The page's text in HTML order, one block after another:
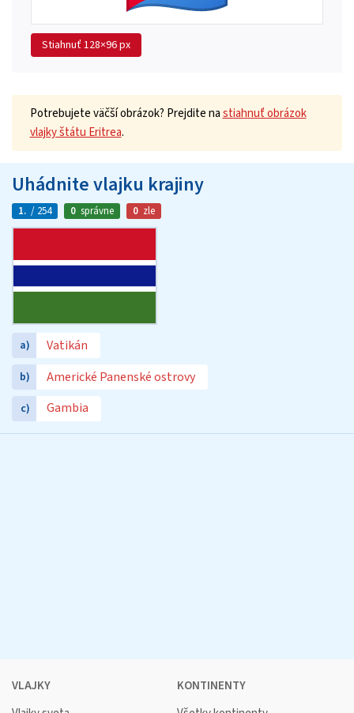
Stiahnuť 128×96 px
Potrebujete väčší obrázok? Prejdite nastiahnuť obrázok
vlajky štátu Eritrea.
Uhádnite vlajku krajiny
1. / 254 0 správne 0 zle
a) Vatikán
b) Americké Panenské ostrovy
c) Gambia
VLAJKY
KONTINENTY